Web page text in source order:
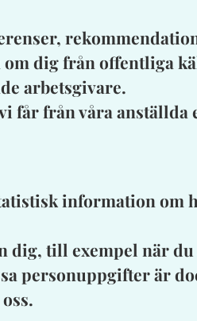
dig från offentliga
arbetsgivare.
får från våra anställda
information om
till exempel när du
personuppgifter är